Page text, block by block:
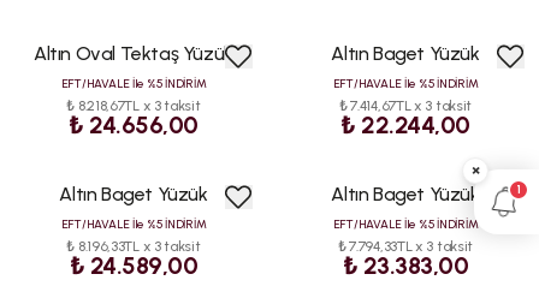
Altın Oval Tektaş Yüzük
EFT/HAVALE İle %5 İNDİRİM
₺ 8.218,67TL x 3 taksit
₺ 24.656,00
Altın Baget Yüzük
EFT/HAVALE İle %5 İNDİRİM
₺ 7.414,67TL x 3 taksit
₺ 22.244,00
Altın Baget Yüzük
EFT/HAVALE İle %5 İNDİRİM
₺ 8.196,33TL x 3 taksit
₺ 24.589,00
Altın Baget Yüzük
EFT/HAVALE İle %5 İNDİRİM
₺ 7.794,33TL x 3 taksit
₺ 23.383,00
×
1